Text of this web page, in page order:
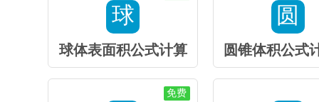
球
球体表面积公式计算
圆
圆锥体积公式
免费